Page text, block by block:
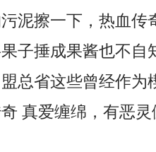
泥擦一下，热血传
子捶成果酱也不自
总省这些曾经作为
真爱缠绵，有恶